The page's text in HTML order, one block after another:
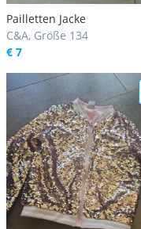
Pailletten Jacke
C&A, Größe 134
€ 7